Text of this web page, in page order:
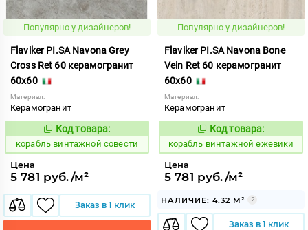
Популярно у дизайнеров!
Flaviker PI.SA Navona Grey
Cross Ret 60 керамогранит
60x60
Материал:
Керамогранит
767523
Код товара:
корабль винтажной совести
Цена
5 781 руб./м²
Заказ в 1 клик
Популярно у дизайнеров!
Flaviker PI.SA Navona Bone
Vein Ret 60 керамогранит
60x60
Материал:
Керамогранит
767524
Код товара:
корабль винтажной ежевики
Цена
5 781 руб./м²
НАЛИЧИЕ: 4.32 М²
Заказ в 1 клик